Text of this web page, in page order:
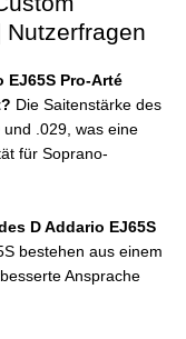
EJ65S Pro-Arté
Die Saitenstärke des
und .029, was eine
für Soprano-
D Addario EJ65S
bestehen aus einem
Ansprache